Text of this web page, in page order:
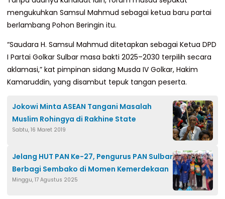
mengukuhkan Samsul Mahmud sebagai ketua baru partai
berlambang Pohon Beringin itu.
“Saudara H. Samsul Mahmud ditetapkan sebagai Ketua DPD
I Partai Golkar Sulbar masa bakti 2025–2030 terpilih secara
aklamasi,” kat pimpinan sidang Musda IV Golkar, Hakim
Kamaruddin, yang disambut tepuk tangan peserta.
Jokowi Minta ASEAN Tangani Masalah
Muslim Rohingya di Rakhine State
Sabtu, 16 Maret 2019
Jelang HUT PAN Ke-27, Pengurus PAN Sulbar
Berbagi Sembako di Momen Kemerdekaan
Minggu, 17 Agustus 2025